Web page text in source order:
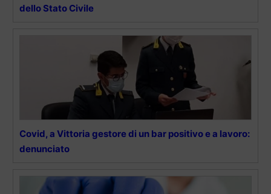
dello Stato Civile
Covid, a Vittoria gestore di un bar positivo e a lavoro:
denunciato